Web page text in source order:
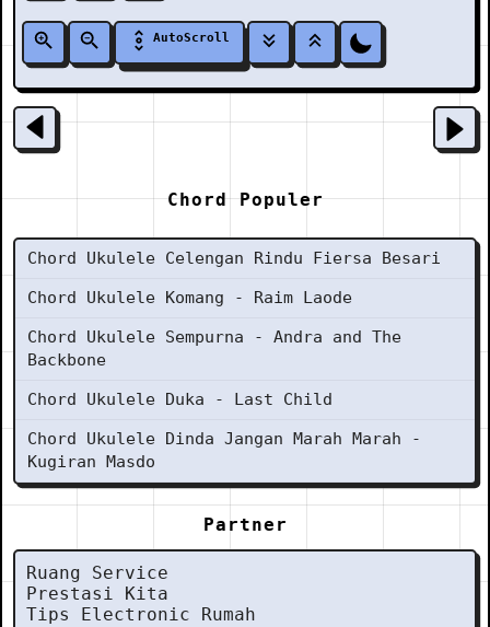
AutoScroll
Chord Populer
Chord Ukulele Celengan Rindu Fiersa Besari
Chord Ukulele Komang - Raim Laode
Chord Ukulele Sempurna - Andra and The
Backbone
Chord Ukulele Duka - Last Child
Chord Ukulele Dinda Jangan Marah Marah -
Kugiran Masdo
Partner
Ruang Service
Prestasi Kita
Tips Electronic Rumah